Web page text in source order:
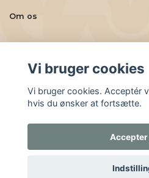
Om os
© 2026
Vi bruger cookies
Vi bruger cookies. Acceptér
hvis du ønsker at fortsætte.
Accepter